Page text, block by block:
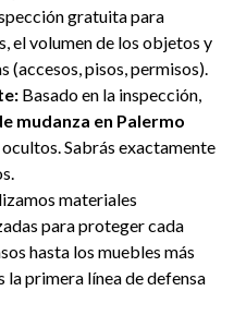
gratuita para
el volumen de los objetos y
(accesos, pisos, permisos).
Basado en la inspección,
mudanza en Palermo
Sabrás exactamente
materiales
para proteger cada
hasta los muebles más
la primera línea de defensa